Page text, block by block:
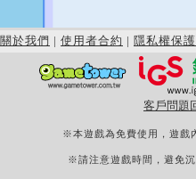
關於我們 | 使用者合約 | 隱私權保護
客戶問題
※本遊戲為免費使用，遊戲
※請注意遊戲時間，避免